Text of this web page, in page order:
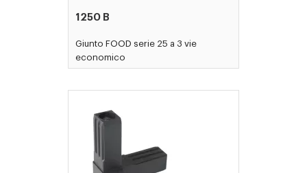
1250 B
Giunto FOOD serie 25 a 3 vie
economico